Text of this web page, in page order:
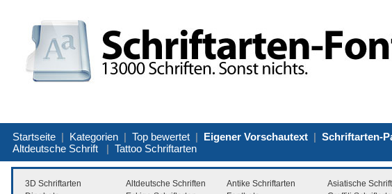
Startseite | Kategorien | Top bewertet | Eigener Vorschautext | Schriftarten-
Altdeutsche Schrift | Tattoo Schriftarten
3D Schriftarten Altdeutsche Schriften Antike Schriftarten Asiatische